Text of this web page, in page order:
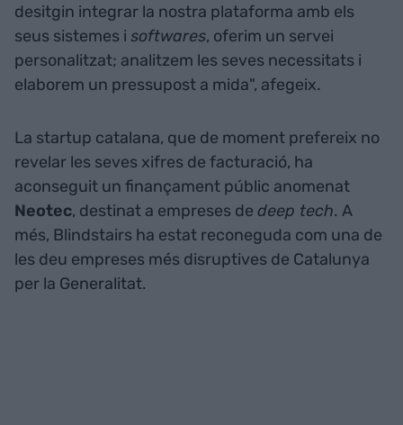
desitgin integrar la nostra plataforma amb els
seus sistemes i softwares, oferim un servei
personalitzat; analitzem les seves necessitats i
elaborem un pressupost a mida", afegeix.
La startup catalana, que de moment prefereix no
revelar les seves xifres de facturació, ha
aconseguit un finançament públic anomenat
Neotec, destinat a empreses de deep tech. A
més, Blindstairs ha estat reconeguda com una de
les deu empreses més disruptives de Catalunya
per la Generalitat.